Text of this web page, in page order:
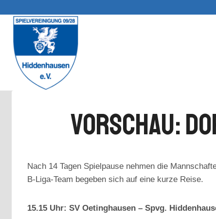
Inhalt
Vorschau:
Nach 14 Tagen Spielpause nehmen die
B-Liga-Team begeben sich auf eine kurze Reise.
15.15 Uhr: SV Oetinghausen – Spvg.